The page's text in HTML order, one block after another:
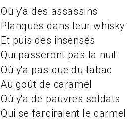
Où y'a des assassins
Planqués dans leur whisky
Et puis des insensés
Qui passeront pas la nuit
Où y'a pas que du tabac
Au goût de caramel
Où y'a de pauvres soldats
Qui se farciraient le carmel